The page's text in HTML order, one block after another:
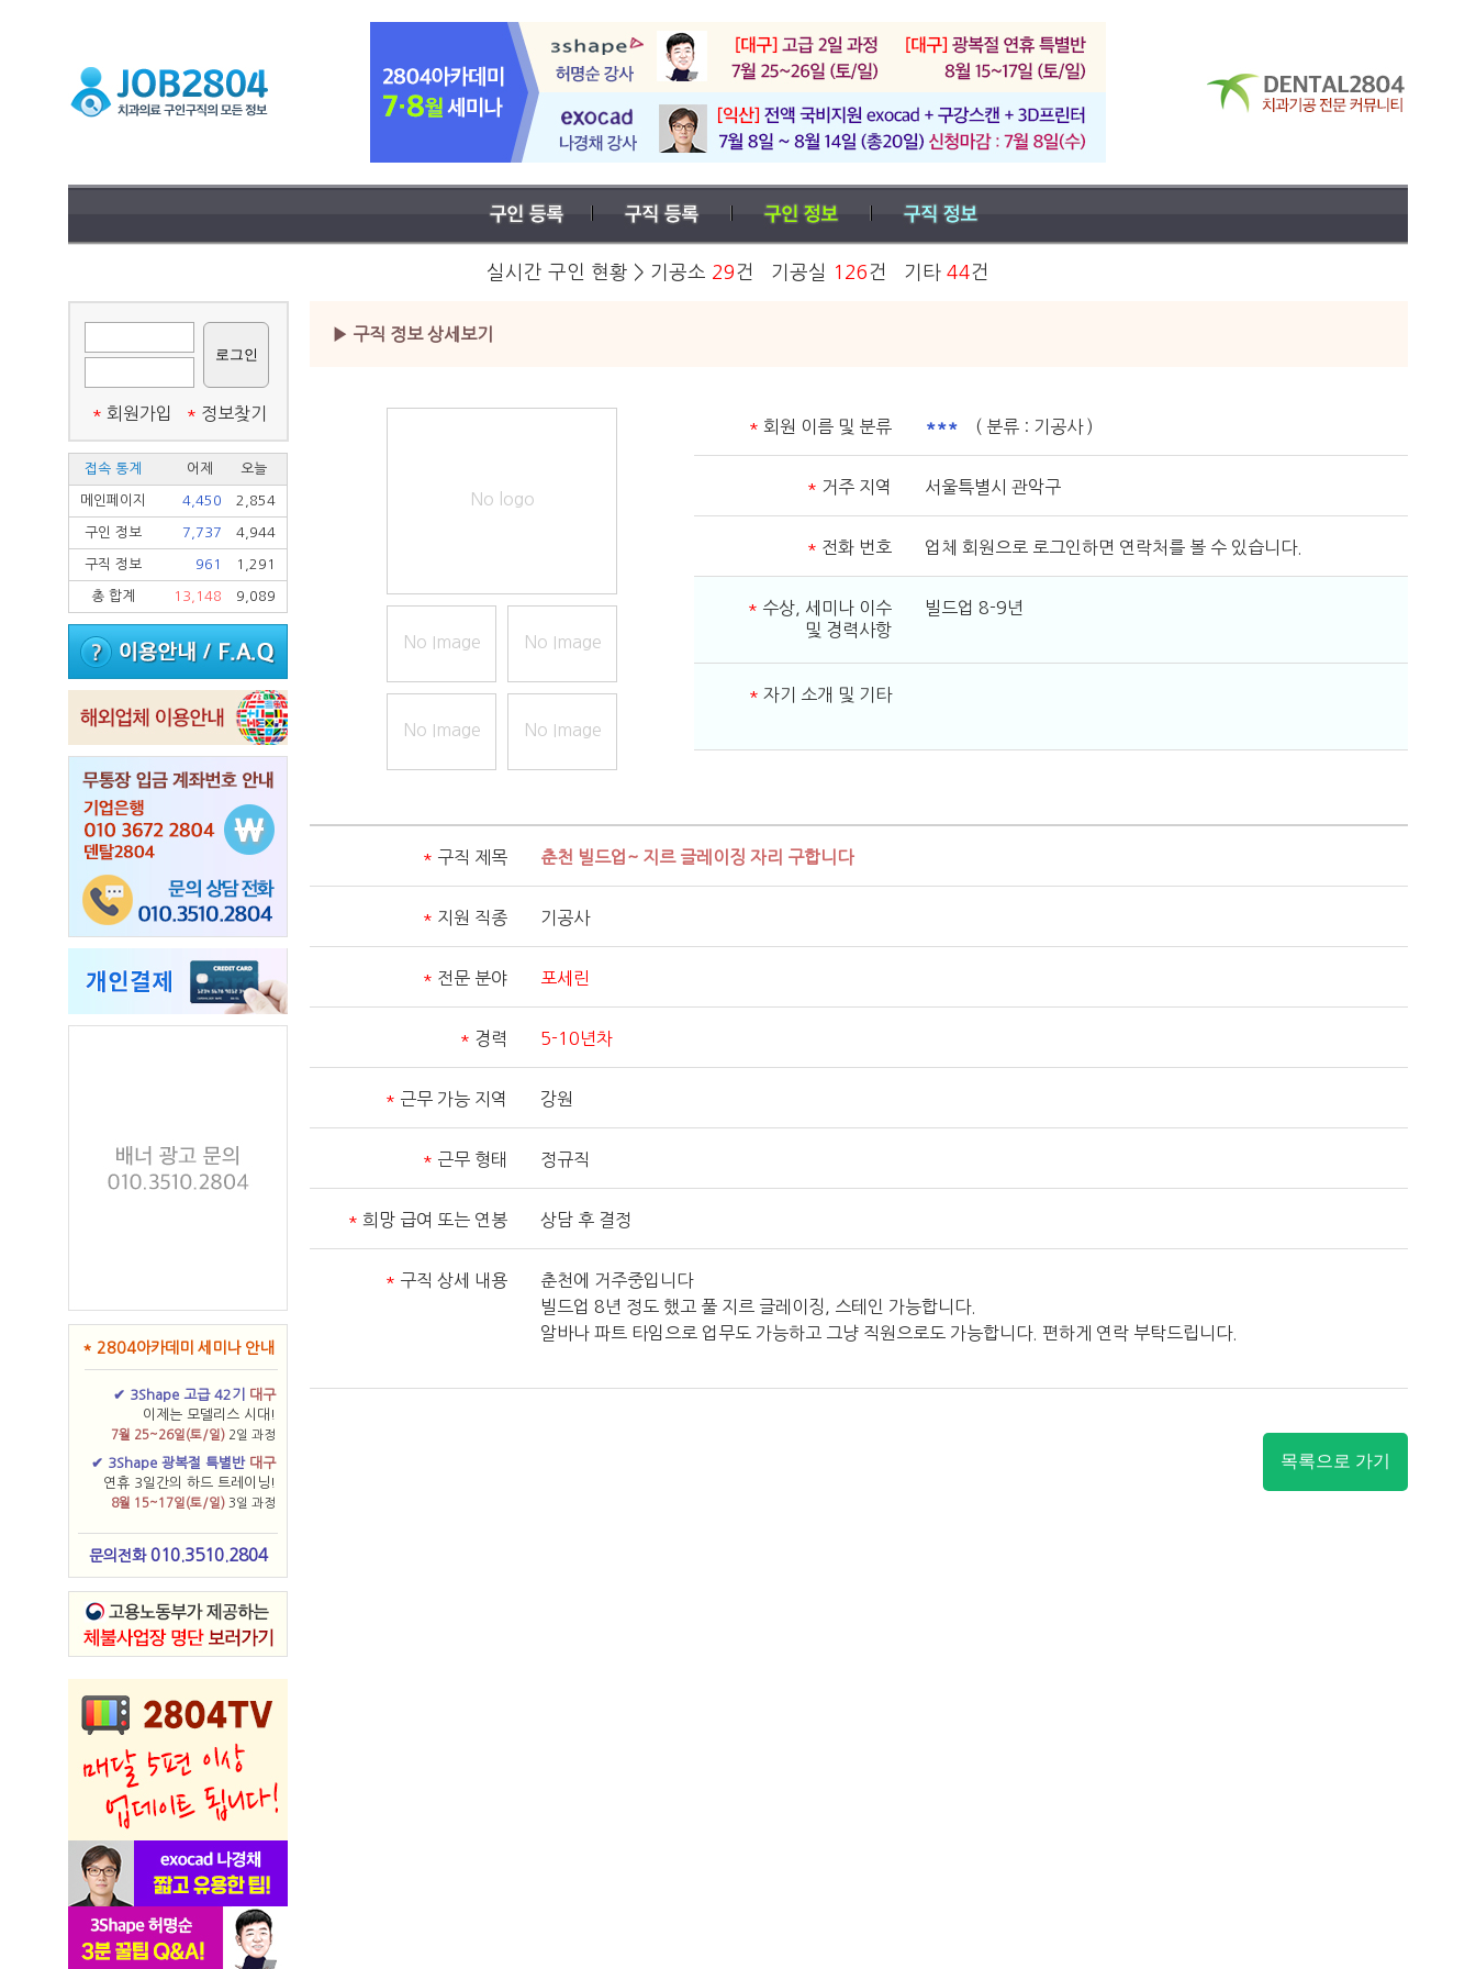
실시간 구인 현황 > 기공소 29건 기공실 126건 기타 44건
* 회원가입 * 정보찾기
접속 통계 어제 오늘
메인페이지 4,450 2,854
구인 정보 7,737 4,944
구직 정보 961 1,291
총 합계 13,148 9,089
* 2804아카데미 세미나 안내
✔ 3Shape 고급 42기 대구
이제는 모델리스 시대!
7월 25~26일(토/일) 2일 과정
✔ 3Shape 광복절 특별반 대구
연휴 3일간의 하드 트레이닝!
8월 15~17일(토/일) 3일 과정
문의전화 010.3510.2804
▶ 구직 정보 상세보기
No logo
No Image No Image
No Image No Image
* 회원 이름 및 분류 *** ( 분류 : 기공사 )
* 거주 지역 서울특별시 관악구
* 전화 번호 업체 회원으로 로그인하면 연락처를 볼 수 있습니다.
* 수상, 세미나 이수
및 경력사항
빌드업 8-9년
* 자기 소개 및 기타
* 구직 제목 춘천 빌드업~ 지르 글레이징 자리 구합니다
* 지원 직종 기공사
* 전문 분야 포세린
* 경력 5-10년차
* 근무 가능 지역 강원
* 근무 형태 정규직
* 희망 급여 또는 연봉 상담 후 결정
* 구직 상세 내용
춘천에 거주중입니다
빌드업 8년 정도 했고 풀 지르 글레이징, 스테인 가능합니다.
알바나 파트 타임으로 업무도 가능하고 그냥 직원으로도 가능합니다. 편하게 연락 부탁드립니다.